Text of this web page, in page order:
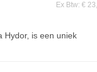
Ex Btw: €
Hydor, is een uniek